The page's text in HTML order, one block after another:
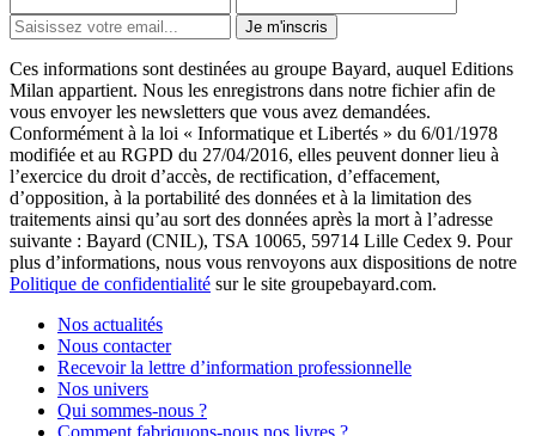
Je m'inscris
Ces informations sont destinées au groupe Bayard, auquel Editions
Milan appartient. Nous les enregistrons dans notre fichier afin de
vous envoyer les newsletters que vous avez demandées.
Conformément à la loi « Informatique et Libertés » du 6/01/1978
modifiée et au RGPD du 27/04/2016, elles peuvent donner lieu à
l’exercice du droit d’accès, de rectification, d’effacement,
d’opposition, à la portabilité des données et à la limitation des
traitements ainsi qu’au sort des données après la mort à l’adresse
suivante : Bayard (CNIL), TSA 10065, 59714 Lille Cedex 9. Pour
plus d’informations, nous vous renvoyons aux dispositions de notre
Politique de confidentialité sur le site groupebayard.com.
Nos actualités
Nous contacter
Recevoir la lettre d’information professionnelle
Nos univers
Qui sommes-nous ?